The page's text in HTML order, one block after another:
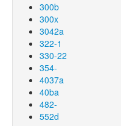
300b
300x
3042a
322-1
330-22
354-
4037a
40ba
482-
552d